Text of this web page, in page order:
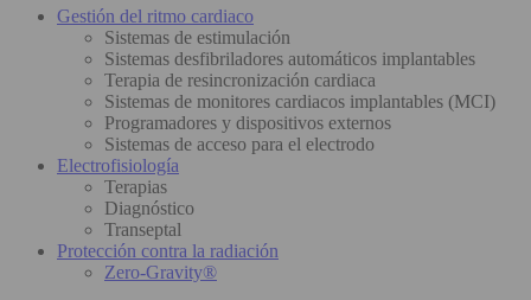
Gestión del ritmo cardiaco
Sistemas de estimulación
Sistemas desfibriladores automáticos implantables
Terapia de resincronización cardiaca
Sistemas de monitores cardiacos implantables (MCI)
Programadores y dispositivos externos
Sistemas de acceso para el electrodo
Electrofisiología
Terapias
Diagnóstico
Transeptal
Protección contra la radiación
Zero-Gravity®